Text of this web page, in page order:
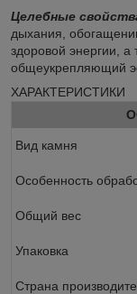
Целебные
дыхания,
здоровой энергии,
общеукрепляющий
ХАРАКТЕРИСТИКИ
Вид камня
Особенность
Общий вес
Упаковка
Страна